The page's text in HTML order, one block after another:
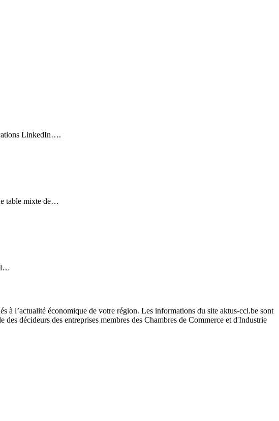
LinkedIn….
table mixte de…
il…
à l’actualité économique de votre région. Les informations du site aktus-cci.be sont
décideurs des entreprises membres des Chambres de Commerce et d'Industrie